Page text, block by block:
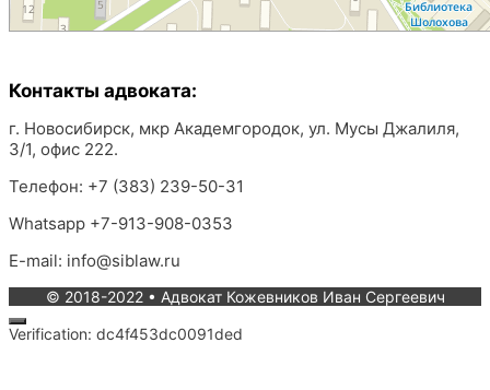
Контакты адвоката:
г. Новосибирск, мкр Академгородок, ул. Мусы Джалиля,
3/1, офис 222.
Телефон: +7 (383) 239-50-31
Whatsapp +7-913-908-0353
E-mail: info@siblaw.ru
© 2018-2022 • Адвокат Кожевников Иван Сергеевич
Закрыть
Verification: dc4f453dc0091ded